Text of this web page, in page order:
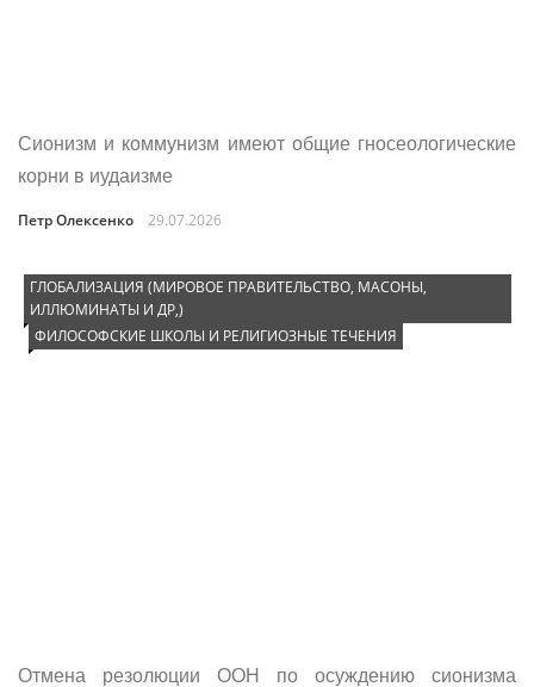
Сионизм и коммунизм имеют общие гносеологические
корни в иудаизме
Петр Олексенко 29.07.2026
ГЛОБАЛИЗАЦИЯ (МИРОВОЕ ПРАВИТЕЛЬСТВО, МАСОНЫ,
ИЛЛЮМИНАТЫ И ДР,)
ФИЛОСОФСКИЕ ШКОЛЫ И РЕЛИГИОЗНЫЕ ТЕЧЕНИЯ
Отмена резолюции ООН по осуждению сионизма